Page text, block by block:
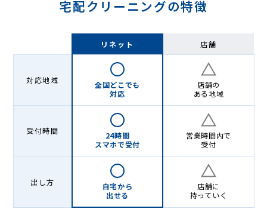
Lenet〈リ
宅配クリーニングの特徴
リネット 店舗
対応地域
全国どこでも
対応
店舗の
ある地域
受付時間
24時間
スマホで受付
営業時間内で
受付
出し方
自宅から
出せる
店舗に
持っていく